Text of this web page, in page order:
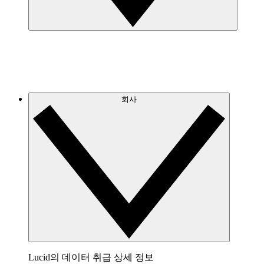
회사
Lucid의 데이터 취급 상세 정보